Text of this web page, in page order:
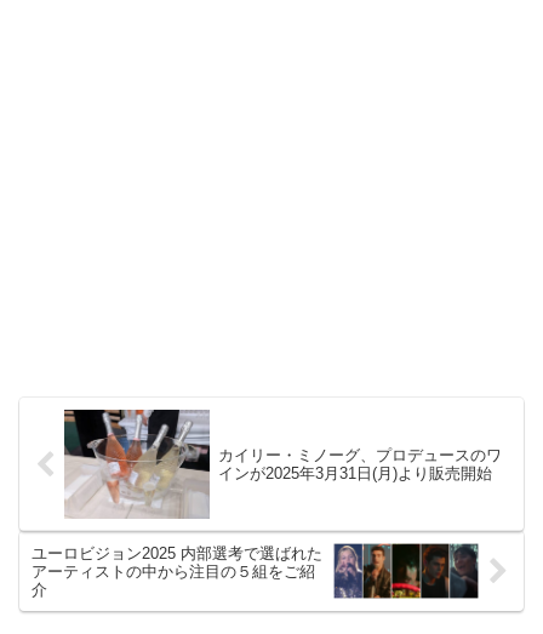
カイリー・ミノーグ、プロデュースのワ
インが2025年3月31日(月)より販売開始
ユーロビジョン2025 内部選考で選ばれた
アーティストの中から注目の５組をご紹
介